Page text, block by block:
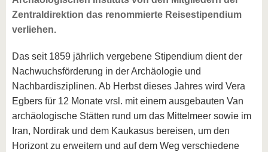
Zentraldirektion das renommierte Reisestipendium
verliehen.
Das seit 1859 jährlich vergebene Stipendium dient der
Nachwuchsförderung in der Archäologie und
Nachbardisziplinen. Ab Herbst dieses Jahres wird Vera
Egbers für 12 Monate vrsl. mit einem ausgebauten Van
archäologische Stätten rund um das Mittelmeer sowie im
Iran, Nordirak und dem Kaukasus bereisen, um den
Horizont zu erweitern und auf dem Weg verschiedene